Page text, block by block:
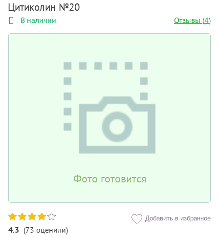
Цитиколин №20
В наличии Отзывы (4)
Фото готовится
4.3 (73 оценили)
Добавить в избранное